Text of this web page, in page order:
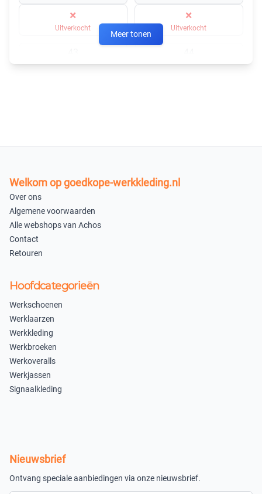
×
Uitverkocht
×
Uitverkocht
Uitverkocht Uitverkocht
×
In winkelmandje
Meer tonen
Welkom op goedkope-werkkleding.nl
Over ons
Algemene voorwaarden
Alle webshops van Achos
Contact
Retouren
Hoofdcategorieën
Werkschoenen
Werklaarzen
Werkkleding
Werkbroeken
Werkoveralls
Werkjassen
Signaalkleding
Nieuwsbrief
Ontvang speciale aanbiedingen via onze nieuwsbrief.